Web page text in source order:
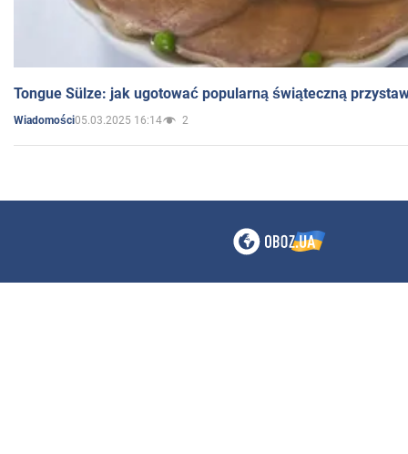
Tongue Sülze: jak ugotować popularną świąteczną
Wiadomości05.03.2025 16:14 2